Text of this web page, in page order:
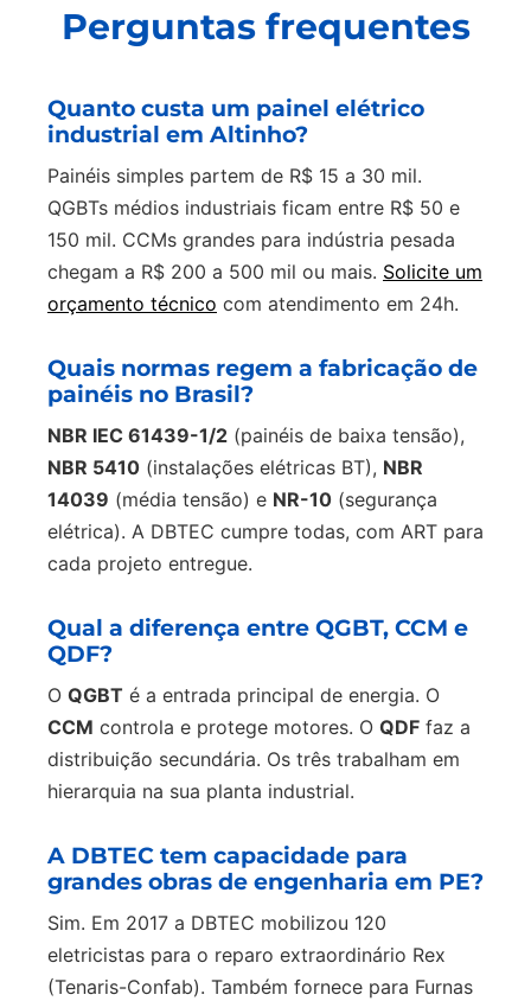
Perguntas frequentes
Quanto custa um painel elétrico
industrial em Altinho?
Painéis simples partem de R$ 15 a 30 mil.
QGBTs médios industriais ficam entre R$ 50 e
150 mil. CCMs grandes para indústria pesada
chegam a R$ 200 a 500 mil ou mais. Solicite um
orçamento técnico com atendimento em 24h.
Quais normas regem a fabricação de
painéis no Brasil?
NBR IEC 61439-1/2 (painéis de baixa tensão),
NBR 5410 (instalações elétricas BT), NBR
14039 (média tensão) e NR-10 (segurança
elétrica). A DBTEC cumpre todas, com ART para
cada projeto entregue.
Qual a diferença entre QGBT, CCM e
QDF?
O QGBT é a entrada principal de energia. O
CCM controla e protege motores. O QDF faz a
distribuição secundária. Os três trabalham em
hierarquia na sua planta industrial.
A DBTEC tem capacidade para
grandes obras de engenharia em PE?
Sim. Em 2017 a DBTEC mobilizou 120
eletricistas para o reparo extraordinário Rex
(Tenaris-Confab). Também fornece para Furnas